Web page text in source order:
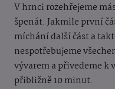
V hrnci rozehřejeme
špenát. Jakmile první
míchání další část a
nespotřebujeme
vývarem a přivedeme k
přibližně 10 minut.